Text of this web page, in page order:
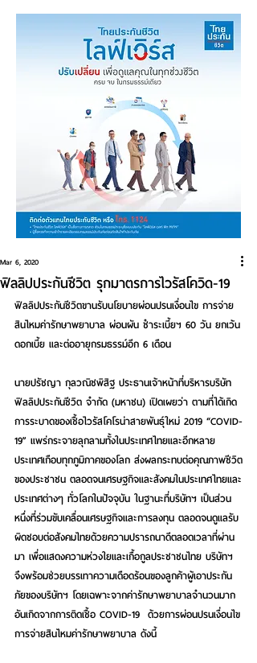
ฟิลลิปประกันชีวิต รุกมาตรการไวรัสโควิด-19
Mar 6, 2020
ฟิลลิปประกันชีวิตขานรับนโยบายผ่อนปรนเงื่อนไข การจ่าย
สินไหมค่ารักษาพยาบาล ผ่อนผัน ชำระเบี้ยฯ 60 วัน ยกเว้น
ดอกเบี้ย และต่ออายุกรมธรรม์อีก 6 เดือน
นายปรัชญา กุลวณิชพิสิฐ ประธานเจ้าหน้าที่บริหารบริษัท
ฟิลลิปประกันชีวิต จำกัด (มหาชน) เปิดเผยว่า ตามที่ได้เกิด
การระบาดของเชื้อไวรัสโคโรน่าสายพันธุ์ใหม่ 2019 “COVID-
19” แพร่กระจายลุกลามทั้งในประเทศไทยและอีกหลาย
ประเทศเกือบทุกภูมิภาคของโลก ส่งผลกระทบต่อคุณภาพชีวิต
ของประชาชน ตลอดจนเศรษฐกิจและสังคมในประเทศไทยและ
ประเทศต่างๆ ทั่วโลกในปัจจุบัน ในฐานะที่บริษัทฯ เป็นส่วน
หนึ่งที่ร่วมขับเคลื่อนเศรษฐกิจและการลงทุน ตลอดจนดูแลรับ
ผิดชอบต่อสังคมไทยด้วยความปรารถนาดีตลอดเวลาที่ผ่าน
มา เพื่อแสดงความห่วงใยและเกื้อกูลประชาชนไทย บริษัทฯ
จึงพร้อมช่วยบรรเทาความเดือดร้อนของลูกค้าผู้เอาประกัน
ภัยของบริษัทฯ โดยเฉพาะจากค่ารักษาพยาบาลจำนวนมาก
อันเกิดจากการติดเชื้อ COVID-19  ด้วยการผ่อนปรนเงื่อนไข
การจ่ายสินไหมค่ารักษาพยาบาล ดังนี้